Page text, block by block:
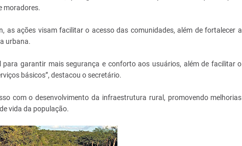
moradores.
as ações visam facilitar o acesso das comunidades, além de fortalecer a
urbana.
para garantir mais segurança e conforto aos usuários, além de facilitar o
básicos”, destacou o secretário.
com o desenvolvimento da infraestrutura rural, promovendo melhorias
vida da população.